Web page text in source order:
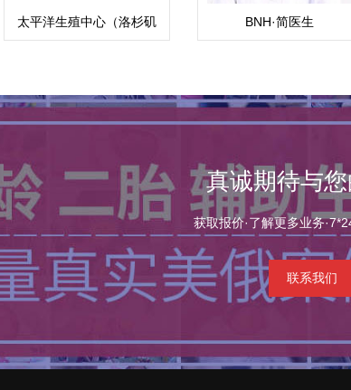
太平洋生殖中心（洛杉矶
南海岸中心）
BNH·简医生
（Sasawimol）
真诚期待与
获取报价·了解更多业务
联系我们